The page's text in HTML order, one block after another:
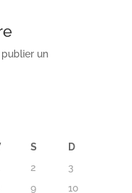
un
S
D
2
3
9 10